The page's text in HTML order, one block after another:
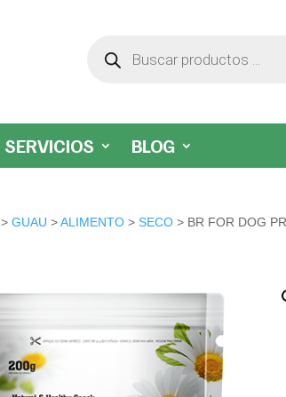
productos
SERVICIOS BLOG
>GUAU >ALIMENTO >SECO > BR FOR DOG